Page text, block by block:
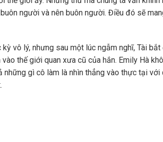
người và nên buôn người. Điều đó sẽ
vô lý, nhưng sau một lúc ngẫm nghĩ, Tài bắt
thế giới quan xưa cũ của hắn. Emily Hà
gì cô làm là nhìn thẳng vào thực tại với